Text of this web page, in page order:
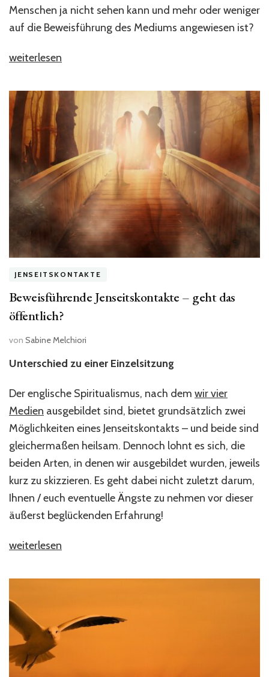
Menschen ja nicht sehen kann und mehr oder weniger
auf die Beweisführung des Mediums angewiesen ist?
„Was
Jenseitskontakte
über
das
Leben
VOR
dem
Tod
übermitteln“
weiterlesen
JENSEITSKONTAKTE
Beweisführende Jenseitskontakte – geht das
öffentlich?
von Sabine Melchiori
Unterschied zu einer Einzelsitzung
Der englische Spiritualismus, nach dem wir vier
Medien ausgebildet sind, bietet grundsätzlich zwei
Möglichkeiten eines Jenseitskontakts – und beide sind
gleichermaßen heilsam. Dennoch lohnt es sich, die
beiden Arten, in denen wir ausgebildet wurden, jeweils
kurz zu skizzieren. Es geht dabei nicht zuletzt darum,
Ihnen / euch eventuelle Ängste zu nehmen vor dieser
äußerst beglückenden Erfahrung!
„Beweisführende
–
geht
das
öffentlich?“
weiterlesen